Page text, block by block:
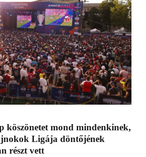
köszönetet mond mindenkinek,
Ligája döntőjének
részt vett